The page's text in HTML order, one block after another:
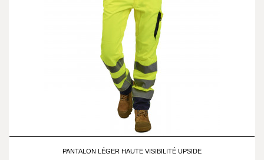
PANTALON LÉGER HAUTE VISIBILITÉ UPSIDE